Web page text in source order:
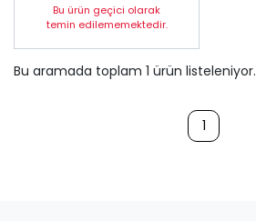
Bu ürün geçici olarak
temin edilememektedir.
Bu aramada toplam 1 ürün listeleniyor.
1